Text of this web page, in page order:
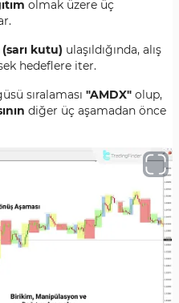
olmak üzere üç
(sarı kutu) ulaşıldığında, alış
hedeflere iter.
sıralaması "AMDX" olup,
diğer üç aşamadan önce